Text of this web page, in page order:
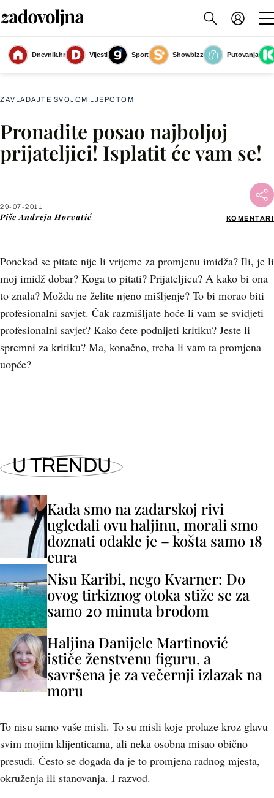
Dnevnik.hr Vijesti Sport Showbizz
Putovanja
Slika nije dostupna
ZAVLADAJTE SVOJOM LJEPOTOM
Pronađite posao najboljoj
prijateljici! Isplatit će vam se!
29-07-2011
Piše Andreja Horvatić KOMENTARI
Ponekad se pitate nije li vrijeme za promjenu imidža? Ili, je li
moj imidž dobar? Koga to pitati? Prijateljicu? A kako bi ona
to znala? Možda ne želite njeno mišljenje? To bi morao biti
profesionalni savjet. Čak razmišljate hoće li vam se svidjeti
profesionalni savjet? Kako ćete podnijeti kritiku? Jeste li
spremni za kritiku? Ma, konačno, treba li vam ta promjena
uopće?
Facebook
WhatsApp
U TRENDU
Kada smo na zadarskoj rivi
ugledali ovu haljinu, morali smo
doznati odakle je – košta samo 18
eura
Nisu Karibi, nego Kvarner: Do
ovog tirkiznog otoka stiže se za
samo 20 minuta brodom
Haljina Danijele Martinović
ističe ženstvenu figuru, a
savršena je za večernji izlazak na
moru
To nisu samo vaše misli. To su misli koje prolaze kroz glavu
svim mojim klijenticama, ali neka osobna misao obično
presudi. Često se događa da je to promjena radnog mjesta,
okruženja ili stanovanja. I razvod.